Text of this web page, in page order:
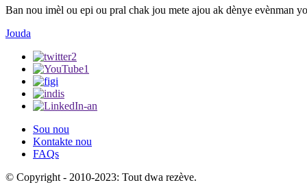
Ban nou imèl ou epi ou pral chak jou mete ajou ak dènye evènman
Jouda
Sou nou
Kontakte nou
FAQs
© Copyright - 2010-2023: Tout dwa rezève.